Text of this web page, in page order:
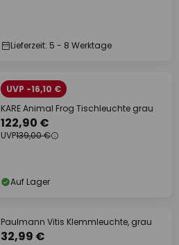
Lieferzeit: 5 - 8 Werktage
UVP -16,10 €
KARE Animal Frog Tischleuchte grau
122,90 €
UVP139,00 €
Auf Lager
Paulmann Vitis Klemmleuchte, grau
32,99 €